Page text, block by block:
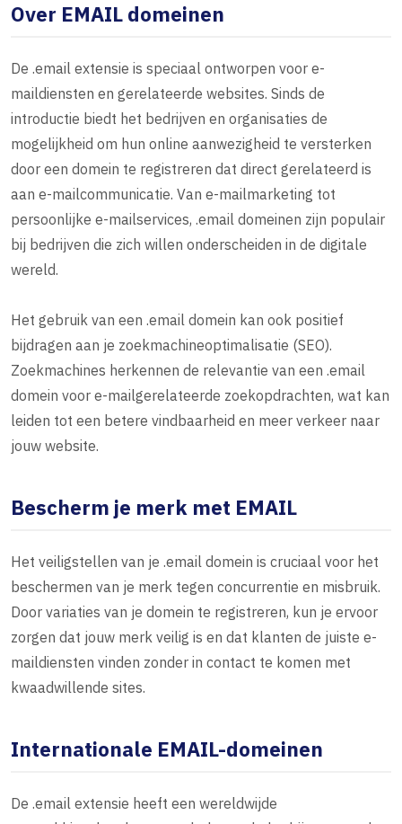
Over EMAIL domeinen
De .email extensie is speciaal ontworpen voor e-
maildiensten en gerelateerde websites. Sinds de
introductie biedt het bedrijven en organisaties de
mogelijkheid om hun online aanwezigheid te versterken
door een domein te registreren dat direct gerelateerd is
aan e-mailcommunicatie. Van e-mailmarketing tot
persoonlijke e-mailservices, .email domeinen zijn populair
bij bedrijven die zich willen onderscheiden in de digitale
wereld.
Het gebruik van een .email domein kan ook positief
bijdragen aan je zoekmachineoptimalisatie (SEO).
Zoekmachines herkennen de relevantie van een .email
domein voor e-mailgerelateerde zoekopdrachten, wat kan
leiden tot een betere vindbaarheid en meer verkeer naar
jouw website.
Bescherm je merk met EMAIL
Het veiligstellen van je .email domein is cruciaal voor het
beschermen van je merk tegen concurrentie en misbruik.
Door variaties van je domein te registreren, kun je ervoor
zorgen dat jouw merk veilig is en dat klanten de juiste e-
maildiensten vinden zonder in contact te komen met
kwaadwillende sites.
Internationale EMAIL-domeinen
De .email extensie heeft een wereldwijde